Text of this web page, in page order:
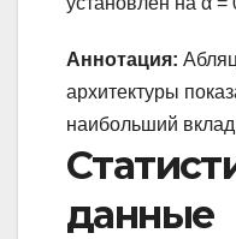
Аннотация:
архитектуры
наибольший вклад
данные